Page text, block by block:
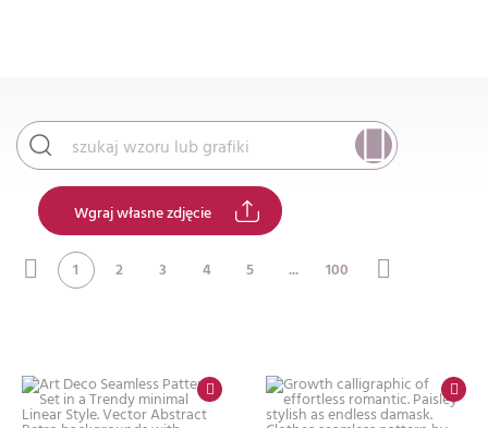
Wgraj własne zdjęcie
1 2 3 4 5 ... 100